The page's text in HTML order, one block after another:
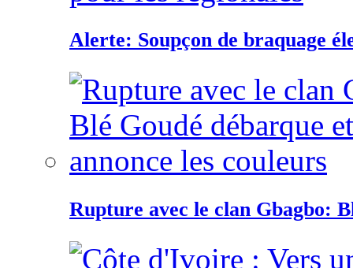
Alerte: Soupçon de braquage
Rupture avec le clan Gbagbo: